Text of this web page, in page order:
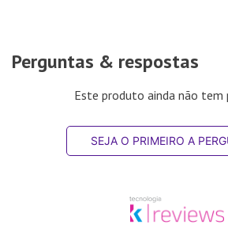
Perguntas & respostas
Este produto ainda não tem
SEJA O PRIMEIRO A